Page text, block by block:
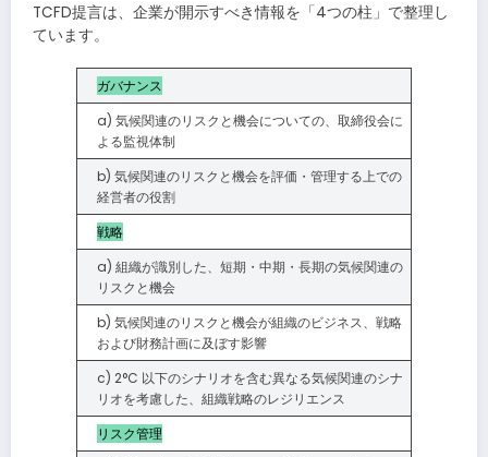
TCFD提言は、企業が開示すべき情報を「4つの柱」で整理し
ています。
ガバナンス
a) 気候関連のリスクと機会についての、取締役会に
よる監視体制
b) 気候関連のリスクと機会を評価・管理する上での
経営者の役割
戦略
a) 組織が識別した、短期・中期・長期の気候関連の
リスクと機会
b) 気候関連のリスクと機会が組織のビジネス、戦略
および財務計画に及ぼす影響
c) 2°C 以下のシナリオを含む異なる気候関連のシナ
リオを考慮した、組織戦略のレジリエンス
リスク管理